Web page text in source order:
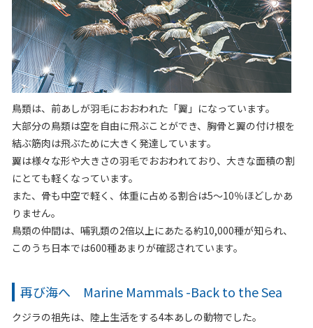
鳥類は、前あしが羽毛におおわれた「翼」になっています。
大部分の鳥類は空を自由に飛ぶことができ、胸骨と翼の付け根を
結ぶ筋肉は飛ぶために大きく発達しています。
翼は様々な形や大きさの羽毛でおおわれており、大きな面積の割
にとても軽くなっています。
また、骨も中空で軽く、体重に占める割合は5～10％ほどしかあ
りません。
鳥類の仲間は、哺乳類の2倍以上にあたる約10,000種が知られ、
このうち日本では600種あまりが確認されています。
再び海へ Marine Mammals -Back to the Sea
クジラの祖先は、陸上生活をする4本あしの動物でした。